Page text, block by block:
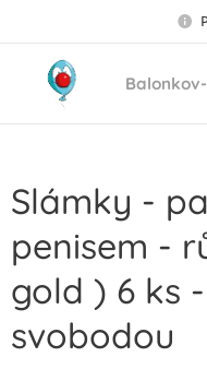
Slámky -
penisem -
gold ) 6 ks
svobodou